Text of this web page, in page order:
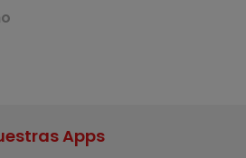
Apps